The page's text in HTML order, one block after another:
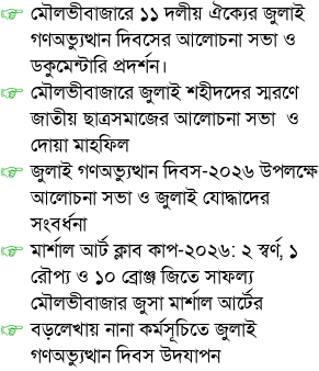
মৌলভীবাজারে ১১ দলীয় ঐক্যের জুলাই
গণঅভ্যুত্থান দিবসের আলোচনা সভা ও
ডকুমেন্টারি প্রদর্শন।
মৌলভীবাজারে জুলাই শহীদদের স্মরণে
জাতীয় ছাত্রসমাজের আলোচনা সভা ও
দোয়া মাহফিল
জুলাই গণঅভ্যুত্থান দিবস-২০২৬ উপলক্ষে
আলোচনা সভা ও জুলাই যোদ্ধাদের
সংবর্ধনা
মার্শাল আর্ট ক্লাব কাপ-২০২৬: ২ স্বর্ণ, ১
রৌপ্য ও ১০ ব্রোঞ্জ জিতে সাফল্য
মৌলভীবাজার জুসা মার্শাল আর্টের
বড়লেখায় নানা কর্মসূচিতে জুলাই
গণঅভ্যুত্থান দিবস উদযাপন